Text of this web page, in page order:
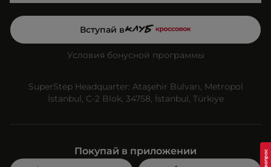
Вступай в
Условия бонусной программы
SuperStep Headquarter: Ataşehir Bulvarı, Metropol
İstanbul, C-2 Blok, 34758, İstanbul, Türkiye
Покупай в приложении